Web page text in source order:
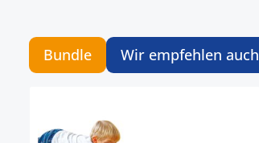
Bundle Wir empfehlen auch